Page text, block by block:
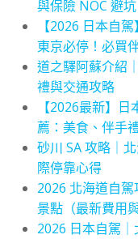
與保險 NOC 避坑
【2026 日本自
東京必停！必買
道之驛阿蘇介紹
禮與交通攻略
【2026最新】
薦：美食、伴手
砂川 SA 攻略｜
際停靠心得
2026 北海道自
景點（最新費用
2026 日本自駕